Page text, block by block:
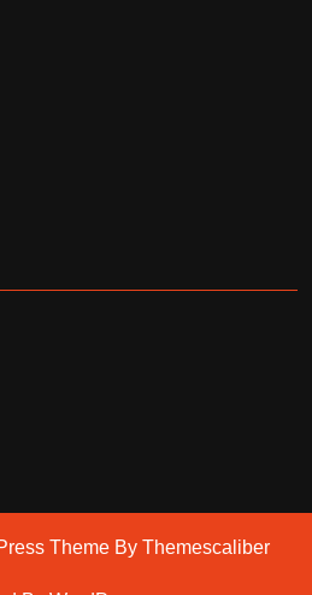
Theme By Themescaliber